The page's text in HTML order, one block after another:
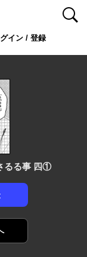
イン / 登録
検索
るる事 四①